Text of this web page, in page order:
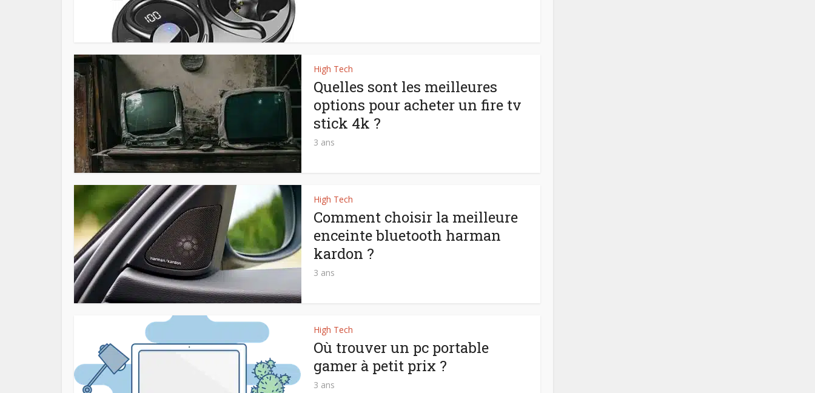
High Tech
Quelles sont les meilleures
options pour acheter un fire tv
stick 4k ?
3 ans
High Tech
Comment choisir la meilleure
enceinte bluetooth harman
kardon ?
3 ans
High Tech
Où trouver un pc portable
gamer à petit prix ?
3 ans